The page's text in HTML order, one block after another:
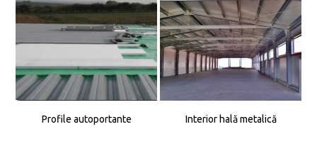
Profile autoportante Interior hală metalică